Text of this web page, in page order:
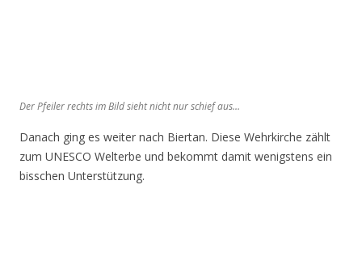
Der Pfeiler rechts im Bild sieht nicht nur schief aus…
Danach ging es weiter nach Biertan. Diese Wehrkirche zählt
zum UNESCO Welterbe und bekommt damit wenigstens ein
bisschen Unterstützung.